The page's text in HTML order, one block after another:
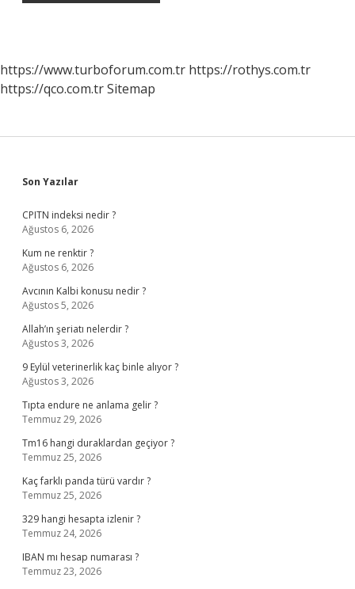
https://www.turboforum.com.tr https://rothys.com.tr
https://qco.com.trSitemap
Sidebar
Son Yazılar
CPITN indeksi nedir ?
Ağustos 6, 2026
Kum ne renktir ?
Ağustos 6, 2026
Avcının Kalbi konusu nedir ?
Ağustos 5, 2026
Allah’ın şeriatı nelerdir ?
Ağustos 3, 2026
9 Eylül veterinerlik kaç binle alıyor ?
Ağustos 3, 2026
Tıpta endure ne anlama gelir ?
Temmuz 29, 2026
Tm16 hangi duraklardan geçiyor ?
Temmuz 25, 2026
Kaç farklı panda türü vardır ?
Temmuz 25, 2026
329 hangi hesapta izlenir ?
Temmuz 24, 2026
IBAN mı hesap numarası ?
Temmuz 23, 2026